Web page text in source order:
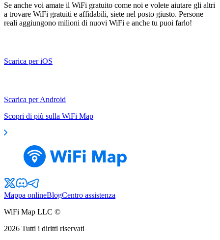
Se anche voi amate il WiFi gratuito come noi e volete aiutare gli altri
a trovare WiFi gratuiti e affidabili, siete nel posto giusto. Persone
reali aggiungono milioni di nuovi WiFi e anche tu puoi farlo!
Scarica per iOS
Scarica per Android
Scopri di più sulla WiFi Map
Mappa onlineBlogCentro assistenza
WiFi Map LLC ©
2026 Tutti i diritti riservati